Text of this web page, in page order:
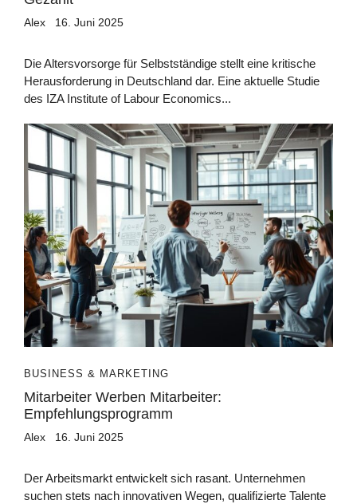
Alex 16. Juni 2025
Die Altersvorsorge für Selbstständige stellt eine kritische
Herausforderung in Deutschland dar. Eine aktuelle Studie
des IZA Institute of Labour Economics...
BUSINESS & MARKETING
Mitarbeiter Werben Mitarbeiter:
Empfehlungsprogramm
Alex 16. Juni 2025
Der Arbeitsmarkt entwickelt sich rasant. Unternehmen
suchen stets nach innovativen Wegen, qualifizierte Talente